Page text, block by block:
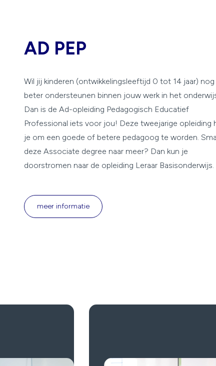
AD PEP
Wil jij kinderen (ontwikkelingsleeftijd 0 tot 14 jaar) nog
beter ondersteunen binnen jouw werk in het
Dan is de Ad-opleiding Pedagogisch Educatief
Professional iets voor jou! Deze tweejarige opleiding
je om een goede of betere pedagoog te worden.
deze Associate degree naar meer? Dan kun je
doorstromen naar de opleiding Leraar Basisonderwijs.
meer informatie